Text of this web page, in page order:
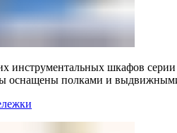
инструментальных шкафов
оснащены полками и